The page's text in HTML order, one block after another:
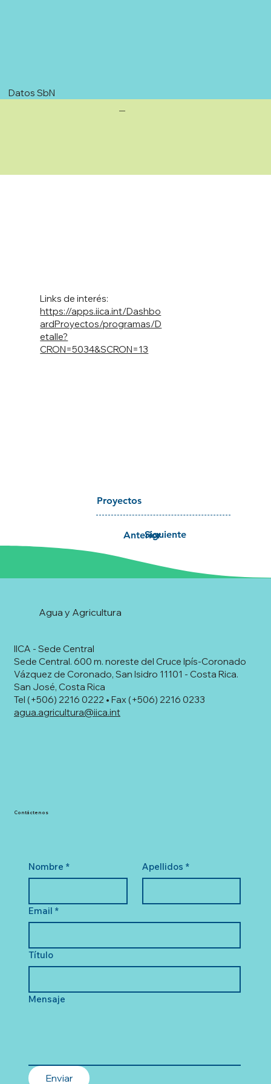
Datos SbN
—
Siguiente
Anterior
Proyectos
https://apps.iica.int/Dashbo
ardProyectos/programas/D
etalle?
CRON=5034&SCRON=13
Links de interés:
IICA - Sede Central
Sede Central. 600 m. noreste del Cruce Ipís-Coronado
Vázquez de Coronado, San Isidro 11101 - Costa Rica.
San José, Costa Rica
Tel (+506) 2216 0222 • Fax (+506) 2216 0233
agua.agricultura@iica.int
Agua y Agricultura
Nombre * Apellidos *
Email *
Título
Mensaje
Enviar
Contáctenos